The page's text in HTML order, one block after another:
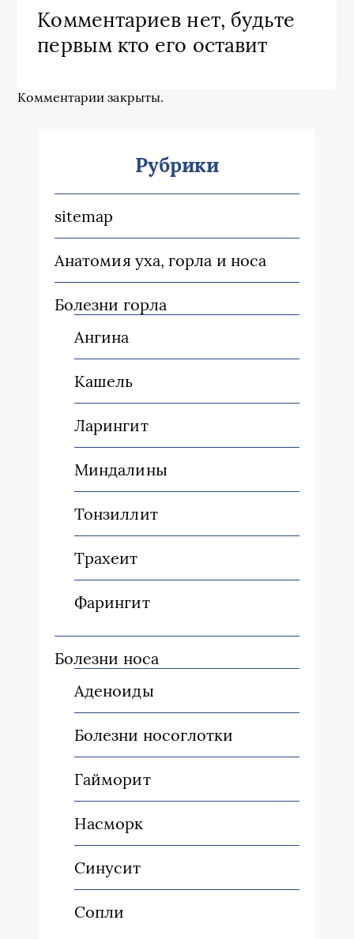
Комментариев нет, будьте
первым кто его оставит
Комментарии закрыты.
Рубрики
sitemap
Анатомия уха, горла и носа
Болезни горла
Ангина
Кашель
Ларингит
Миндалины
Тонзиллит
Трахеит
Фарингит
Болезни носа
Аденоиды
Болезни носоглотки
Гайморит
Насморк
Синусит
Сопли